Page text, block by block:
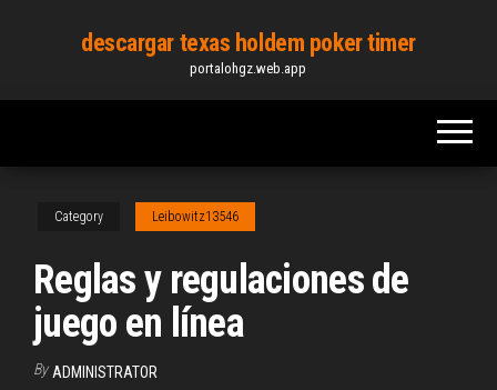
content
descargar texas holdem poker timer
portalohgz.web.app
Category Leibowitz13546
Reglas y regulaciones de
juego en línea
By ADMINISTRATOR